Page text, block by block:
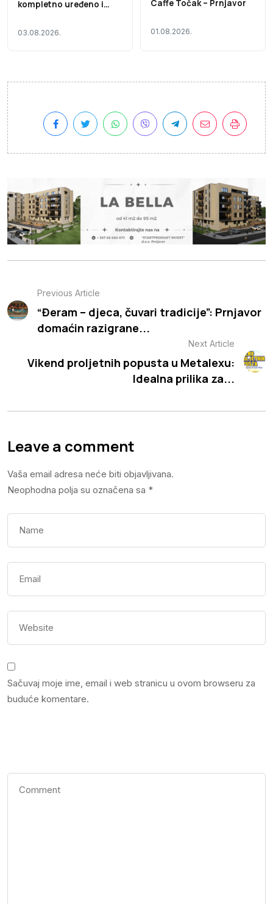
kompletno uređeno i
03.08.2026.
Caffe Točak – Prnjavor
01.08.2026.
Previous Article
“Đeram – djeca, čuvari tradicije”: Prnjavor
domaćin razigrane...
Next Article
Vikend proljetnih popusta u Metalexu:
Idealna prilika za...
Leave a comment
Vaša email adresa neće biti objavljivana.
Neophodna polja su označena sa *
Sačuvaj moje ime, email i web stranicu u ovom browseru za
buduće komentare.